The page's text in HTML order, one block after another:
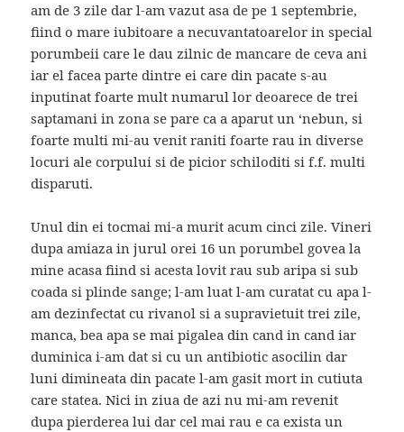
am de 3 zile dar l-am vazut asa de pe 1 septembrie,
fiind o mare iubitoare a necuvantatoarelor in special
porumbeii care le dau zilnic de mancare de ceva ani
iar el facea parte dintre ei care din pacate s-au
inputinat foarte mult numarul lor deoarece de trei
saptamani in zona se pare ca a aparut un ‘nebun, si
foarte multi mi-au venit raniti foarte rau in diverse
locuri ale corpului si de picior schiloditi si f.f. multi
disparuti.
Unul din ei tocmai mi-a murit acum cinci zile. Vineri
dupa amiaza in jurul orei 16 un porumbel govea la
mine acasa fiind si acesta lovit rau sub aripa si sub
coada si plinde sange; l-am luat l-am curatat cu apa l-
am dezinfectat cu rivanol si a supravietuit trei zile,
manca, bea apa se mai pigalea din cand in cand iar
duminica i-am dat si cu un antibiotic asocilin dar
luni dimineata din pacate l-am gasit mort in cutiuta
care statea. Nici in ziua de azi nu mi-am revenit
dupa pierderea lui dar cel mai rau e ca exista un